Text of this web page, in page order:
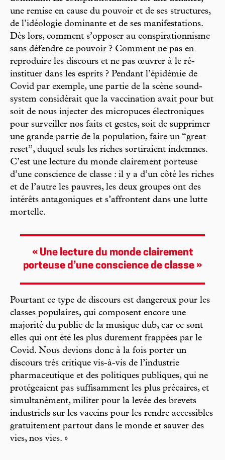
une remise en cause du pouvoir et de ses structures,
de l’idéologie dominante et de ses manifestations.
Dès lors, comment s’opposer au conspirationnisme
sans défendre ce pouvoir ? Comment ne pas en
reproduire les discours et ne pas œuvrer à le ré-
instituer dans les esprits ? Pendant l’épidémie de
Covid par exemple, une partie de la scène sound-
system considérait que la vaccination avait pour but
soit de nous injecter des micropuces électroniques
pour surveiller nos faits et gestes, soit de supprimer
une grande partie de la population, faire un “great
reset”, duquel seuls les riches sortiraient indemnes.
C’est une lecture du monde clairement porteuse
d’une conscience de classe : il y a d’un côté les riches
et de l’autre les pauvres, les deux groupes ont des
intérêts antagoniques et s’affrontent dans une lutte
mortelle.
« Une lecture du monde clairement
porteuse d’une conscience de classe »
Pourtant ce type de discours est dangereux pour les
classes populaires, qui composent encore une
majorité du public de la musique dub, car ce sont
elles qui ont été les plus durement frappées par le
Covid. Nous devions donc à la fois porter un
discours très critique vis-à-vis de l’industrie
pharmaceutique et des politiques publiques, qui ne
protégeaient pas suffisamment les plus précaires, et
simultanément, militer pour la levée des brevets
industriels sur les vaccins pour les rendre accessibles
gratuitement partout dans le monde et sauver des
vies, nos vies. »